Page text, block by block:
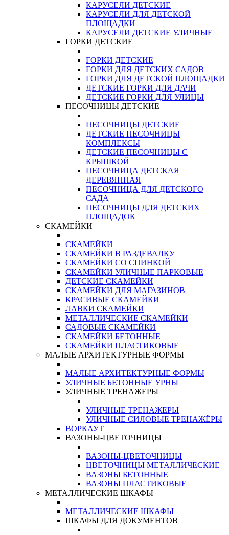
КАРУСЕЛИ ДЕТСКИЕ
КАРУСЕЛИ ДЛЯ ДЕТСКОЙ
ПЛОЩАДКИ
КАРУСЕЛИ ДЕТСКИЕ УЛИЧНЫЕ
ГОРКИ ДЕТСКИЕ
ГОРКИ ДЕТСКИЕ
ГОРКИ ДЛЯ ДЕТСКИХ САДОВ
ГОРКИ ДЛЯ ДЕТСКОЙ ПЛОЩАДКИ
ДЕТСКИЕ ГОРКИ ДЛЯ ДАЧИ
ДЕТСКИЕ ГОРКИ ДЛЯ УЛИЦЫ
ПЕСОЧНИЦЫ ДЕТСКИЕ
ПЕСОЧНИЦЫ ДЕТСКИЕ
ДЕТСКИЕ ПЕСОЧНИЦЫ
КОМПЛЕКСЫ
ДЕТСКИЕ ПЕСОЧНИЦЫ С
КРЫШКОЙ
ПЕСОЧНИЦА ДЕТСКАЯ
ДЕРЕВЯННАЯ
ПЕСОЧНИЦА ДЛЯ ДЕТСКОГО
САДА
ПЕСОЧНИЦЫ ДЛЯ ДЕТСКИХ
ПЛОЩАДОК
СКАМЕЙКИ
СКАМЕЙКИ
СКАМЕЙКИ В РАЗДЕВАЛКУ
СКАМЕЙКИ СО СПИНКОЙ
СКАМЕЙКИ УЛИЧНЫЕ ПАРКОВЫЕ
ДЕТСКИЕ СКАМЕЙКИ
СКАМЕЙКИ ДЛЯ МАГАЗИНОВ
КРАСИВЫЕ СКАМЕЙКИ
ЛАВКИ СКАМЕЙКИ
МЕТАЛЛИЧЕСКИЕ СКАМЕЙКИ
САДОВЫЕ СКАМЕЙКИ
СКАМЕЙКИ БЕТОННЫЕ
СКАМЕЙКИ ПЛАСТИКОВЫЕ
МАЛЫЕ АРХИТЕКТУРНЫЕ ФОРМЫ
МАЛЫЕ АРХИТЕКТУРНЫЕ ФОРМЫ
УЛИЧНЫЕ БЕТОННЫЕ УРНЫ
УЛИЧНЫЕ ТРЕНАЖЕРЫ
УЛИЧНЫЕ ТРЕНАЖЕРЫ
УЛИЧНЫЕ СИЛОВЫЕ ТРЕНАЖЁРЫ
ВОРКАУТ
ВАЗОНЫ-ЦВЕТОЧНИЦЫ
ВАЗОНЫ-ЦВЕТОЧНИЦЫ
ЦВЕТОЧНИЦЫ МЕТАЛЛИЧЕСКИЕ
ВАЗОНЫ БЕТОННЫЕ
ВАЗОНЫ ПЛАСТИКОВЫЕ
МЕТАЛЛИЧЕСКИЕ ШКАФЫ
МЕТАЛЛИЧЕСКИЕ ШКАФЫ
ШКАФЫ ДЛЯ ДОКУМЕНТОВ